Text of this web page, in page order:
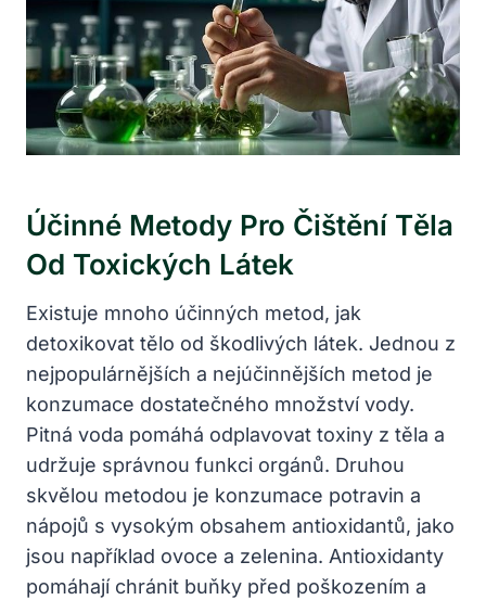
Účinné Metody Pro Čištění Těla
Od Toxických Látek
Existuje mnoho účinných metod, jak
detoxikovat tělo ​od škodlivých látek. Jednou z‍
nejpopulárnějších a ⁢nejúčinnějších ⁤metod je
konzumace dostatečného množství vody.
⁢Pitná voda pomáhá ⁢odplavovat toxiny z těla a
udržuje správnou funkci orgánů. ⁤Druhou
skvělou ‌metodou⁢ je konzumace potravin ⁤a​
nápojů s⁢ vysokým ⁢obsahem​ antioxidantů, jako
jsou například ovoce a‌ zelenina. ⁣Antioxidanty
pomáhají chránit buňky před ⁣poškozením a